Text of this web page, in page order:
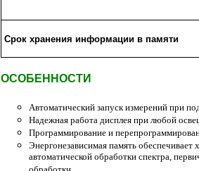
Срок хранения информации в памяти
ОСОБЕННОСТИ
Автоматический запуск измерений при
Надежная работа дисплея при любой
Программирование и
Энергонезависимая память
автоматической обработки спектра,